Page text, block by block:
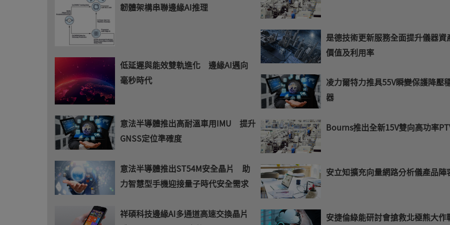
韌體架構串聯邊緣AI推理
低延遲與能效雙軌進化 邊緣AI邁向
毫秒時代
意法半導體推出高耐溫車用IMU 提升
GNSS定位準確度
意法半導體推出ST54M安全晶片 助
力智慧型手機迎接量子時代安全需求
祥碩科技邊緣AI多通道高速交換晶片
是德技術更新服務全面提升儀器資
價值及利用率
凌力爾特力推具55V瞬變保護降壓
器
Bourns推出全新15V雙向高功率
安立知擴充向量網路分析儀產品陣
安捷倫綠能研討會搶救北極熊大作
mail